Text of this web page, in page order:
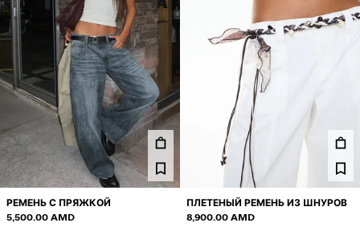
РЕМЕНЬ С ПРЯЖКОЙ
5,500.00 AMD
ПЛЕТЕНЫЙ РЕМЕНЬ ИЗ ШНУРОВ
8,900.00 AMD
NEWSLETTER ПОМОЩЬ